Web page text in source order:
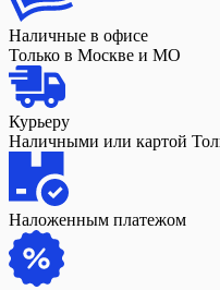
Наличные в офисе
Только в Москве и МО
Курьеру
Наличными или картой
Наложенным платежом